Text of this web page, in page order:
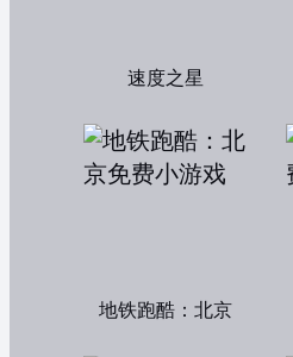
速度之星
地铁跑酷：北京